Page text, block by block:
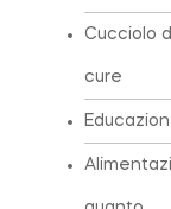
Cucciolo
cure